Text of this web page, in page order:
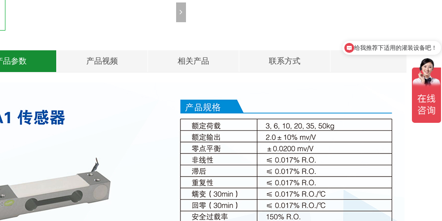
品参数 产品视频 相关产品 联系方式
给我推荐下适用的灌装设备吧！